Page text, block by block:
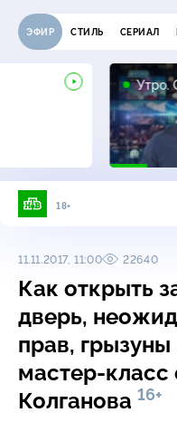
ЭФИР СТИЛЬ СЕРИАЛ
Утро.
18+
11.11.2017, 11:00 22640
Как открыть
дверь,
прав,
мастер-класс
Колганова 16+